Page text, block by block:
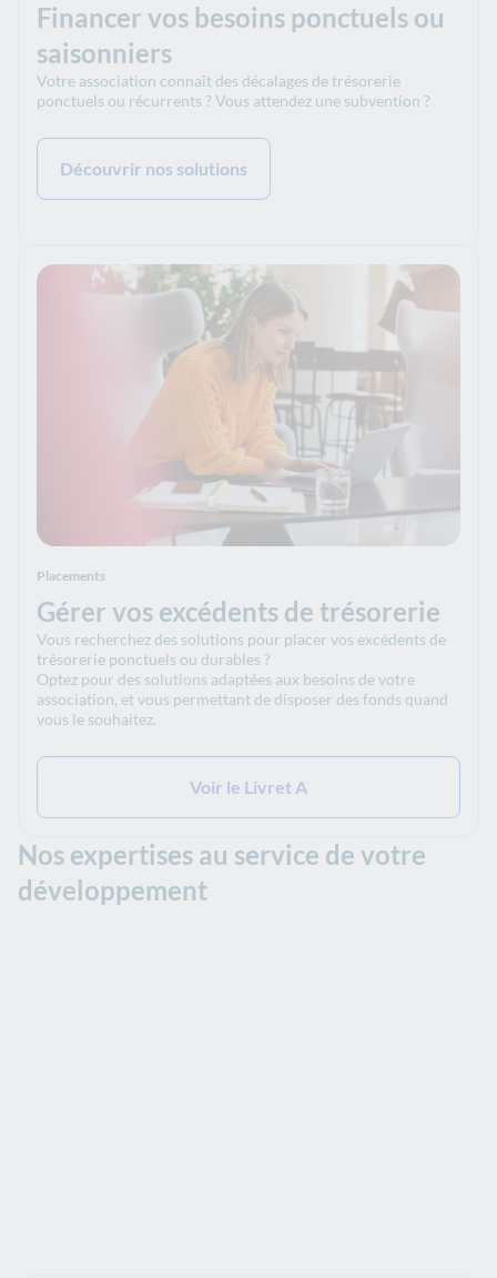
Financer vos besoins ponctuels ou
saisonniers
Votre association connaît des décalages de trésorerie
ponctuels ou récurrents ? Vous attendez une subvention ?
Découvrir nos solutions
Gérer vos excédents de trésorerie
Placements
Vous recherchez des solutions pour placer vos excédents de
trésorerie ponctuels ou durables ?
Optez pour des solutions adaptées aux besoins de votre
association, et vous permettant de disposer des fonds quand
vous le souhaitez.
Voir le Livret A
Nos expertises au service de votre
développement